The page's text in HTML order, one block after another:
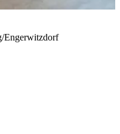
Engerwitzdorf